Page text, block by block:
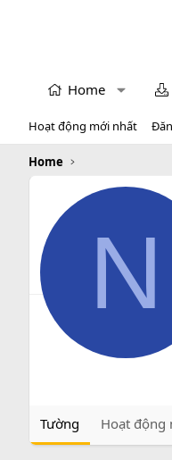
Home
Hoạt động mới nhất
Home
N
Tường Hoạt động